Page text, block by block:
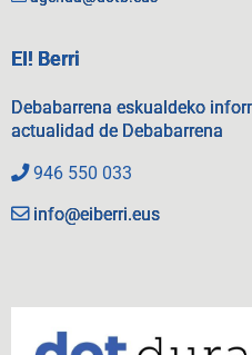
EI! Berri
Debabarrena eskualdeko
actualidad de Debabarrena
946 550 033
info@eiberri.eus